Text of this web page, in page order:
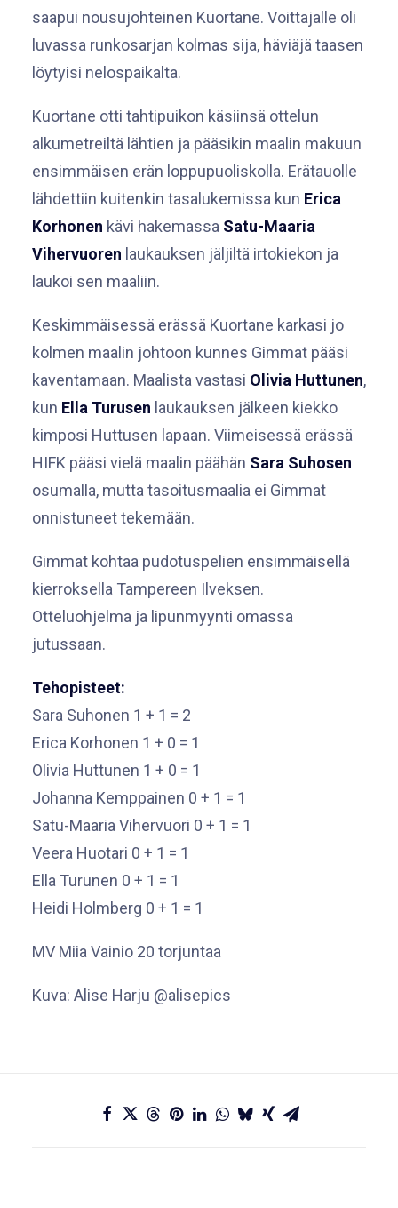
saapui nousujohteinen Kuortane. Voittajalle oli
luvassa runkosarjan kolmas sija, häviäjä taasen
löytyisi nelospaikalta.
Kuortane otti tahtipuikon käsiinsä ottelun
alkumetreiltä lähtien ja pääsikin maalin makuun
ensimmäisen erän loppupuoliskolla. Erätauolle
lähdettiin kuitenkin tasalukemissa kun Erica
Korhonen kävi hakemassa Satu-Maaria
Vihervuoren laukauksen jäljiltä irtokiekon ja
laukoi sen maaliin.
Keskimmäisessä erässä Kuortane karkasi jo
kolmen maalin johtoon kunnes Gimmat pääsi
kaventamaan. Maalista vastasi Olivia Huttunen,
kun Ella Turusen laukauksen jälkeen kiekko
kimposi Huttusen lapaan. Viimeisessä erässä
HIFK pääsi vielä maalin päähän Sara Suhosen
osumalla, mutta tasoitusmaalia ei Gimmat
onnistuneet tekemään.
Gimmat kohtaa pudotuspelien ensimmäisellä
kierroksella Tampereen Ilveksen.
Otteluohjelma ja lipunmyynti omassa
jutussaan.
Tehopisteet:
Sara Suhonen 1 + 1 = 2
Erica Korhonen 1 + 0 = 1
Olivia Huttunen 1 + 0 = 1
Johanna Kemppainen 0 + 1 = 1
Satu-Maaria Vihervuori 0 + 1 = 1
Veera Huotari 0 + 1 = 1
Ella Turunen 0 + 1 = 1
Heidi Holmberg 0 + 1 = 1
MV Miia Vainio 20 torjuntaa
Kuva: Alise Harju @alisepics